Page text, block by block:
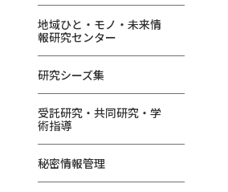
地域ひと・モノ・未来情
報研究センター
研究シーズ集
受託研究・共同研究・学
術指導
秘密情報管理